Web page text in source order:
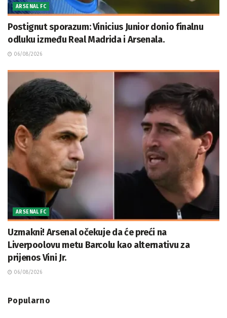
ARSENAL FC
Postignut sporazum: Vinicius Junior donio finalnu
odluku između Real Madrida i Arsenala.
06/08/2026
ARSENAL FC
Uzmakni! Arsenal očekuje da će preći na
Liverpoolovu metu Barcolu kao alternativu za
prijenos Vini Jr.
06/08/2026
Popularno